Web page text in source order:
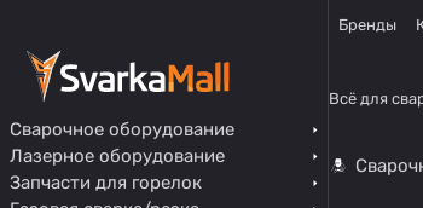
Бренды
Всё для
Сварочное оборудование
Лазерное оборудование
Запчасти для горелок